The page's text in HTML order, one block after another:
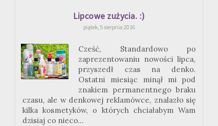
Lipcowe zużycia. :)
piątek, 5 sierpnia 2016
Cześć, Standardowo po
zaprezentowaniu nowości lipca,
przyszedł czas na denko.
Ostatni miesiąc minął mi pod
znakiem permanentnego braku
czasu, ale w denkowej reklamówce, znalazło się
kilka kosmetyków, o których chciałabym Wam
dzisiaj co nieco...